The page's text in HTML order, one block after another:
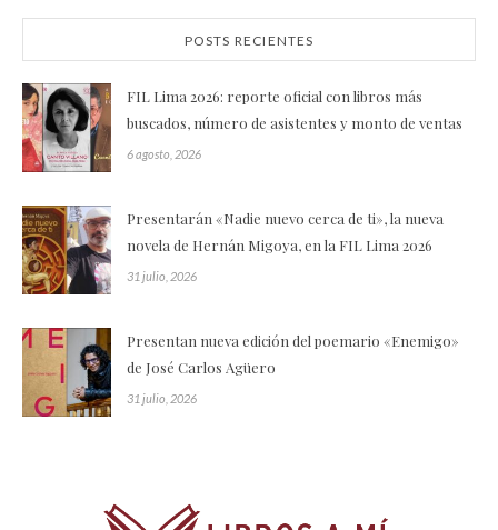
POSTS RECIENTES
FIL Lima 2026: reporte oficial con libros más
buscados, número de asistentes y monto de ventas
6 agosto, 2026
Presentarán «Nadie nuevo cerca de ti», la nueva
novela de Hernán Migoya, en la FIL Lima 2026
31 julio, 2026
Presentan nueva edición del poemario «Enemigo»
de José Carlos Agüero
31 julio, 2026